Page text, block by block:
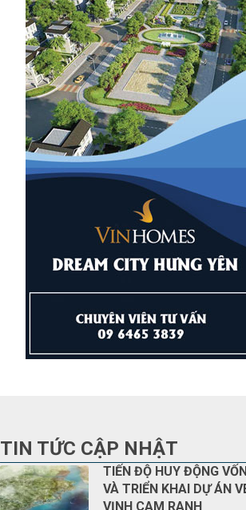
TIN TỨC CẬP NHẬT
TIẾN ĐỘ HUY ĐỘNG
VÀ TRIỂN KHAI DỰ ÁN
VỊNH CAM RANH